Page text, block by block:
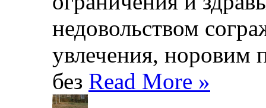
недовольством
увлечения, норовим
без Read More »